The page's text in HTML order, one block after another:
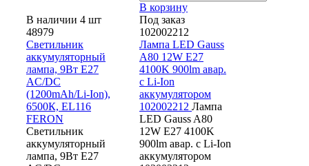
В корзину
В наличии 4 шт
48979
Светильник
аккумуляторный
лампа, 9Вт Е27
AC/DC
(1200mAh/Li-Ion),
6500К, EL116
FERON
Светильник
аккумуляторный
лампа, 9Вт Е27
Под заказ
102002212
Лампа LED Gauss
A80 12W E27
4100K 900lm авар.
с Li-Ion
аккумулятором
102002212 Лампа
LED Gauss A80
12W E27 4100K
900lm авар. с Li-Ion
аккумулятором